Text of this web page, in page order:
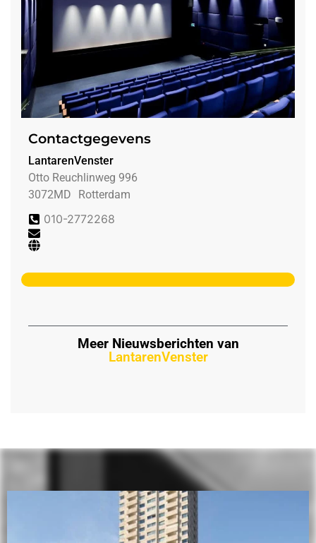
Contactgegevens
LantarenVenster
Otto Reuchlinweg 996
3072MD
Rotterdam
010-2772268
Meer Nieuwsberichten van
LantarenVenster